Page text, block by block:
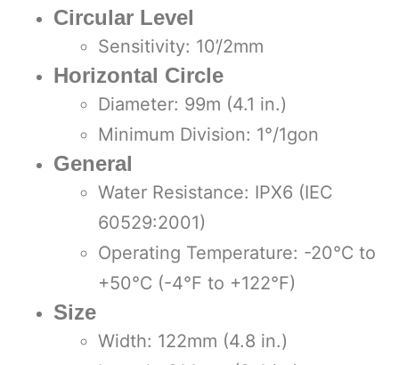
Circular Level
Sensitivity: 10’/2mm
Horizontal Circle
Diameter: 99m (4.1 in.)
Minimum Division: 1°/1gon
General
Water Resistance: IPX6 (IEC
60529:2001)
Operating Temperature: -20℃ to
+50℃ (-4°F to +122°F)
Size
Width: 122mm (4.8 in.)